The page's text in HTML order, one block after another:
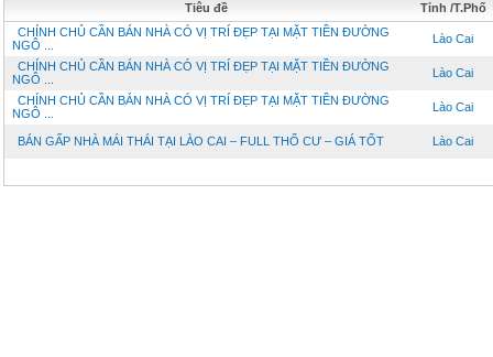
Tiêu đề
Tỉnh /T.Phố
CHÍNH CHỦ CẦN BÁN NHÀ CÓ VỊ TRÍ ĐẸP TẠI MẶT TIỀN ĐƯỜNG
NGÔ ...
Lào Cai
CHÍNH CHỦ CẦN BÁN NHÀ CÓ VỊ TRÍ ĐẸP TẠI MẶT TIỀN ĐƯỜNG
NGÔ ...
Lào Cai
CHÍNH CHỦ CẦN BÁN NHÀ CÓ VỊ TRÍ ĐẸP TẠI MẶT TIỀN ĐƯỜNG
NGÔ ...
Lào Cai
BÁN GẤP NHÀ MÁI THÁI TẠI LÀO CAI – FULL THỔ CƯ – GIÁ TỐT Lào Cai